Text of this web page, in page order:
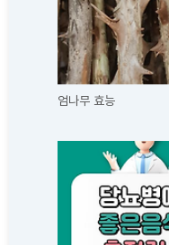
엄나무 효능